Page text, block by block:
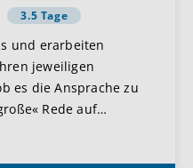
3.5 Tage
und erarbeiten
jeweiligen
es die Ansprache zu
Rede auf…